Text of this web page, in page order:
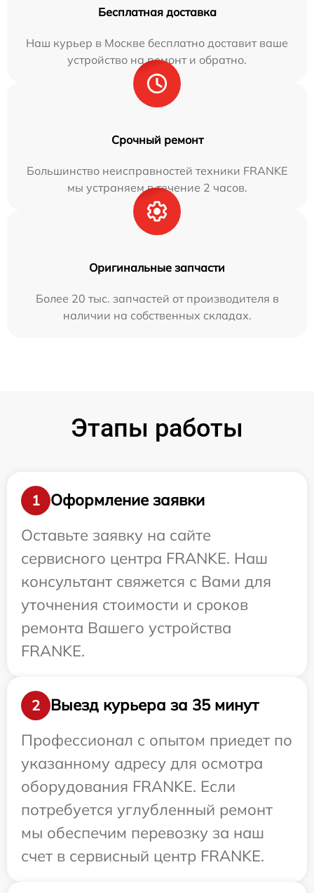
Бесплатная доставка
Наш курьер в Москве бесплатно доставит ваше
устройство на ремонт и обратно.
Срочный ремонт
Большинство неисправностей техники FRANKE
мы устраняем в течение 2 часов.
Оригинальные запчасти
Более 20 тыс. запчастей от производителя в
наличии на собственных складах.
Этапы работы
1
Оформление заявки
Оставьте заявку на сайте
сервисного центра FRANKE. Наш
консультант свяжется с Вами для
уточнения стоимости и сроков
ремонта Вашего устройства
FRANKE.
2
Выезд курьера за 35 минут
Профессионал с опытом приедет по
указанному адресу для осмотра
оборудования FRANKE. Если
потребуется углубленный ремонт
мы обеспечим перевозку за наш
счет в сервисный центр FRANKE.